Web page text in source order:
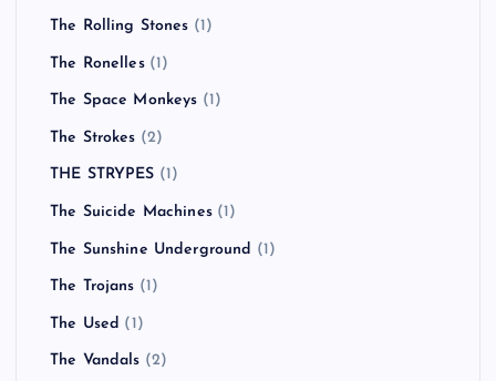
The Rolling Stones (1)
The Ronelles(1)
The Space Monkeys (1)
The Strokes (2)
THE STRYPES (1)
The Suicide Machines(1)
The Sunshine Underground (1)
The Trojans (1)
The Used (1)
The Vandals (2)